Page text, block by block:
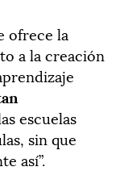
ofrece la
a la creación
escuelas
sin que
así”.